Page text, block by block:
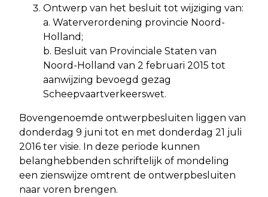
Ontwerp van het besluit tot wijziging van:
a. Waterverordening provincie Noord-
Holland;
b. Besluit van Provinciale Staten van
Noord-Holland van 2 februari 2015 tot
aanwijzing bevoegd gezag
Scheepvaartverkeerswet.
Bovengenoemde ontwerpbesluiten liggen van
donderdag 9 juni tot en met donderdag 21 juli
2016 ter visie. In deze periode kunnen
belanghebbenden schriftelijk of mondeling
een zienswijze omtrent de ontwerpbesluiten
naar voren brengen.